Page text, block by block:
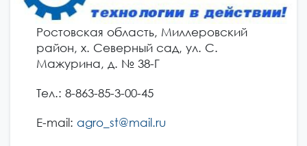
Ростовская область, Миллеровский
район, х. Северный сад, ул. С.
Мажурина, д. № 38-Г
Тел.: 8-863-85-3-00-45
E-mail: agro_st@mail.ru